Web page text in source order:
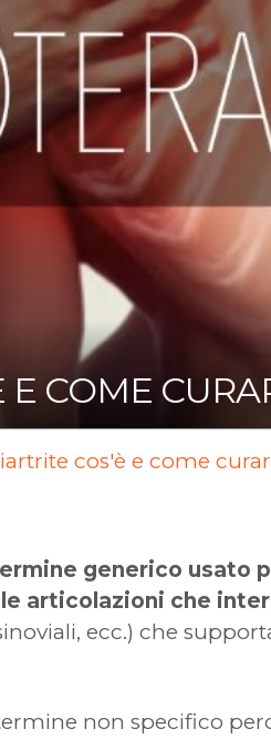
E COME
cos'è e come
generico usato
articolazioni che
ecc.) che
non specifico